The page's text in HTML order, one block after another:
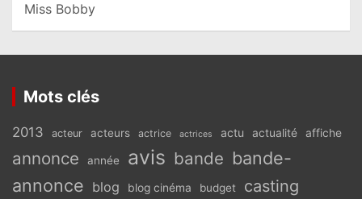
Miss Bobby
Mots clés
2013 acteur acteurs actrice actrices actu actualité affiche
annonce année avis bande bande-
annonce blog blog cinéma budget casting